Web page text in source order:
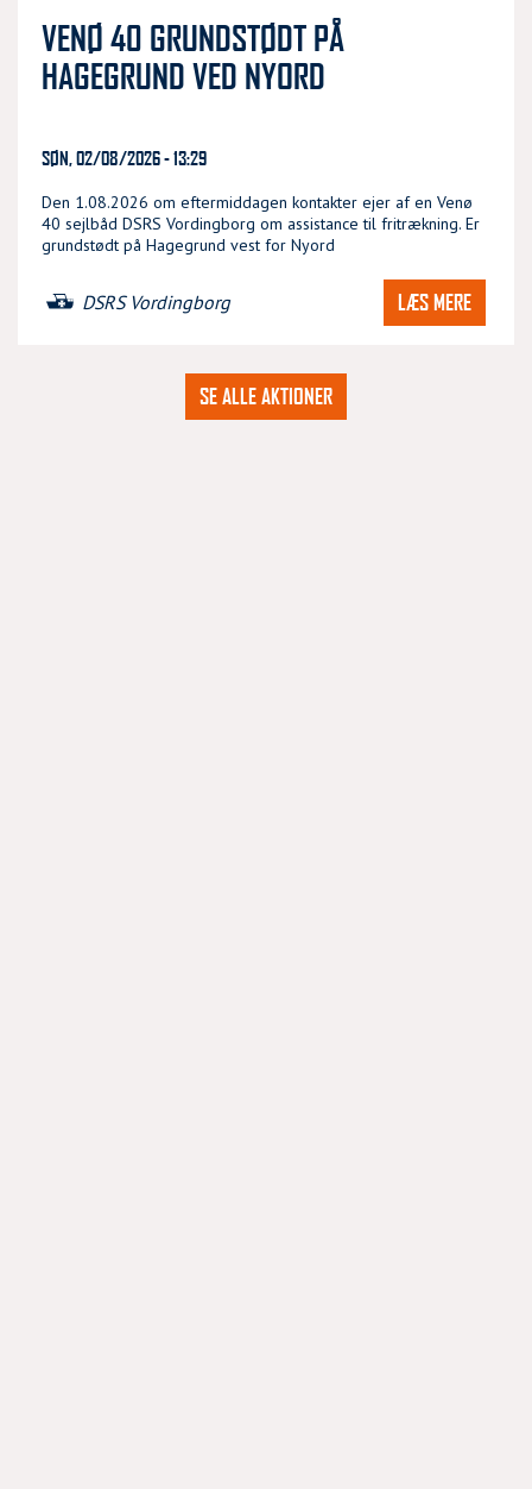
VENØ 40 GRUNDSTØDT PÅ
HAGEGRUND VED NYORD
SØN, 02/08/2026 - 13:29
Den 1.08.2026 om eftermiddagen kontakter ejer af en Venø
40 sejlbåd DSRS Vordingborg om assistance til fritrækning. Er
grundstødt på Hagegrund vest for Nyord
DSRS Vordingborg LÆS MERE
SE ALLE AKTIONER